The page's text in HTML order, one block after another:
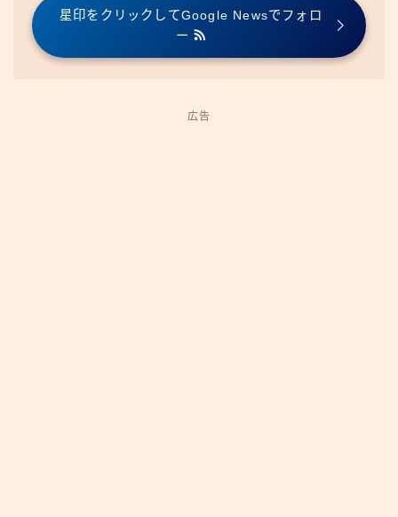
星印をクリックしてGoogle Newsでフォロ
ー
広告